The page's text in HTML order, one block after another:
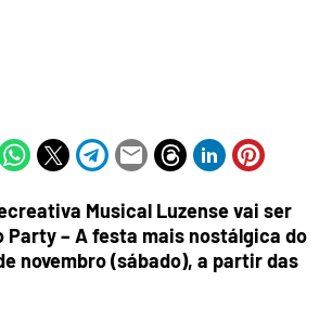
Musical Luzense vai ser
Party – A festa mais nostálgica do
novembro (sábado), a partir das